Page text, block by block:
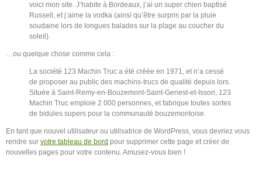
voici mon site. J’habite à Bordeaux, j’ai un super chien baptisé
Russell, et j’aime la vodka (ainsi qu’être surpris par la pluie
soudaine lors de longues balades sur la plage au coucher du
soleil).
…ou quelque chose comme cela :
La société 123 Machin Truc a été créée en 1971, et n’a cessé
de proposer au public des machins-trucs de qualité depuis lors.
Située à Saint-Remy-en-Bouzemont-Saint-Genest-et-Isson, 123
Machin Truc emploie 2 000 personnes, et fabrique toutes sortes
de bidules supers pour la communauté bouzemontoise.
En tant que nouvel utilisateur ou utilisatrice de WordPress, vous devriez vous
rendre sur votre tableau de bord pour supprimer cette page et créer de
nouvelles pages pour votre contenu. Amusez-vous bien !